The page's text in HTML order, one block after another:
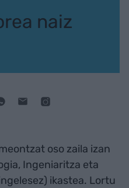
naiz
oso zaila izan
Ingeniaritza eta
ikastea. Lortu